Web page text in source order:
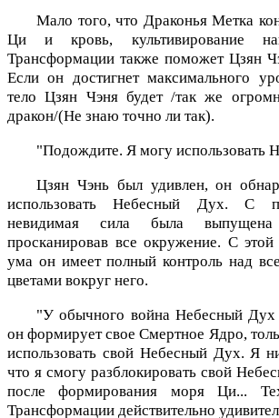
Мало того, что Драконья Метка
Ци и кровь, культивирование
Трансформации также поможет Цзян
Если он достигнет максимального
тело Цзян Чэня будет /так же
дракон/(Не знаю точно ли так).
"Подождите. Я могу использовать
Цзян Чэнь был удивлен, он
использовать Небесный Дух. С
невидимая сила была
просканировав все окружение. С
ума он имеет полный контроль над
цветами вокруг него.
"У обычного война Небесный Дух
он формирует свое Смертное Ядро,
использовать свой Небесный Дух. Я
что я смогу разблокировать свой
после формирования моря Ци...
Трансформации действительно